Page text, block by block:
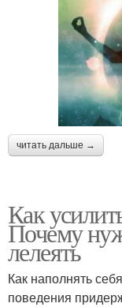
читать дальше →
Как
Почему
лелеять
Как наполнять
поведения